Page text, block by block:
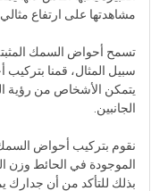
مشاهدتها على ارتفاع مثالي.
تسمح أحواض السمك
سبيل المثال، قمنا
يتمكن الأشخاص من رؤية
الجانبين.
نقوم بتركيب أحواض
الموجودة في الحائط وزن
بذلك للتأكد من أن